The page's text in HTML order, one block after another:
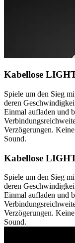
Kabellose
Spiele um den Sieg
deren
Einmal aufladen und
Verzögerungen.
Sound.
Kabellose
Spiele um den Sieg
deren
Einmal aufladen und
Verzögerungen.
Sound.